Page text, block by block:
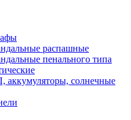
распашные
пенального типа
аккумуляторы, солнечные